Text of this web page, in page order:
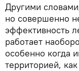
Другими
но совершенно
эффективность
работает
особенно когда
территорией,